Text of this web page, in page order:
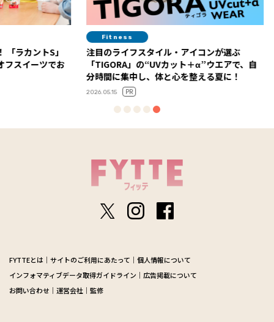
トS」
でお
Fitness
注目のライフスタイル・アイコンが選ぶ
「TIGORA」の“UVカット＋α”ウエアで、自
分時間に集中し、体と心を整える夏に！
PR
語る「
FYTTEとは サイトのご利用にあたって
個人情報について
インフォマティブデータ取得ガイドライン
広告掲載について
お問い合わせ
運営会社 監修